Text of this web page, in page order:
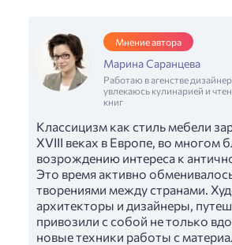
Мнение автора
Марина Саранцева
Работаю в агенстве
увлекаюсь кулинарией и
книг
Классицизм как стиль мебели
XVIII веках в Европе, во многом
возрождению интереса к
Это время активно
творениями между странами.
архитекторы и дизайнеры,
привозили с собой не только
новые техники работы с